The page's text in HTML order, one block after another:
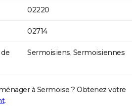
02220
02714
Sermoisiens, Sermoisiennes
à Sermoise ? Obtenez votre
.